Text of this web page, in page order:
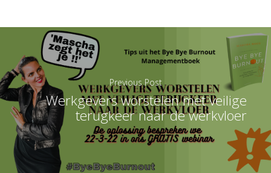
Previous Post
Werkgevers worstelen met veilige
terugkeer naar de werkvloer